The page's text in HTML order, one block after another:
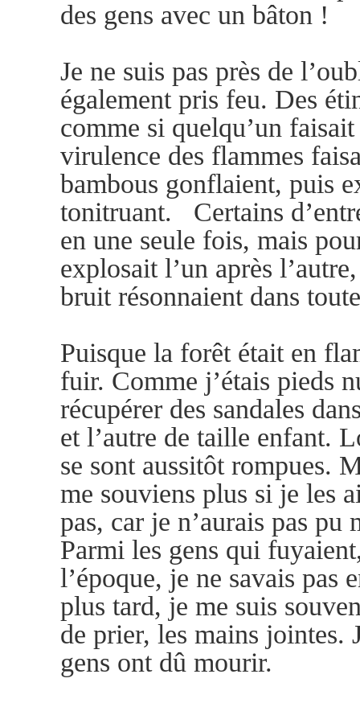
des gens avec un bâton !
Je ne suis pas près de
également pris feu. Des
comme si quelqu’un
virulence des flammes
bambous gonflaient, puis
tonitruant. Certains
en une seule fois, mais
explosait l’un après
bruit résonnaient dans
Puisque la forêt était en
fuir. Comme j’étais pieds
récupérer des sandales
et l’autre de taille enfant.
se sont aussitôt rompues.
me souviens plus si je les
pas, car je n’aurais pas pu
Parmi les gens qui
l’époque, je ne savais pas
plus tard, je me suis
de prier, les mains jointes.
gens ont dû mourir.